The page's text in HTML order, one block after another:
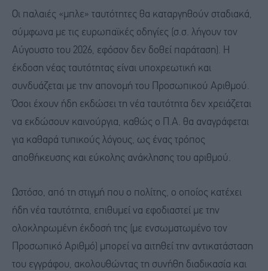
Οι παλαιές «μπλε» ταυτότητες θα καταργηθούν σταδιακά,
σύμφωνα με τις ευρωπαϊκές οδηγίες (σ.σ. λήγουν τον
Αύγουστο του 2026, εφόσον δεν δοθεί παράταση). Η
έκδοση νέας ταυτότητας είναι υποχρεωτική και
συνδυάζεται με την απονομή του Προσωπικού Αριθμού.
Όσοι έχουν ήδη εκδώσει τη νέα ταυτότητα δεν χρειάζεται
να εκδώσουν καινούργια, καθώς ο Π.Α. θα αναγράφεται
για καθαρά τυπικούς λόγους, ως ένας τρόπος
αποθήκευσης και εύκολης ανάκλησης του αριθμού.
Ωστόσο, από τη στιγμή που ο πολίτης, ο οποίος κατέχει
ήδη νέα ταυτότητα, επιθυμεί να εφοδιαστεί με την
ολοκληρωμένη έκδοσή της (με ενσωματωμένο τον
Προσωπικό Αριθμό) μπορεί να αιτηθεί την αντικατάσταση
του εγγράφου, ακολουθώντας τη συνήθη διαδικασία και